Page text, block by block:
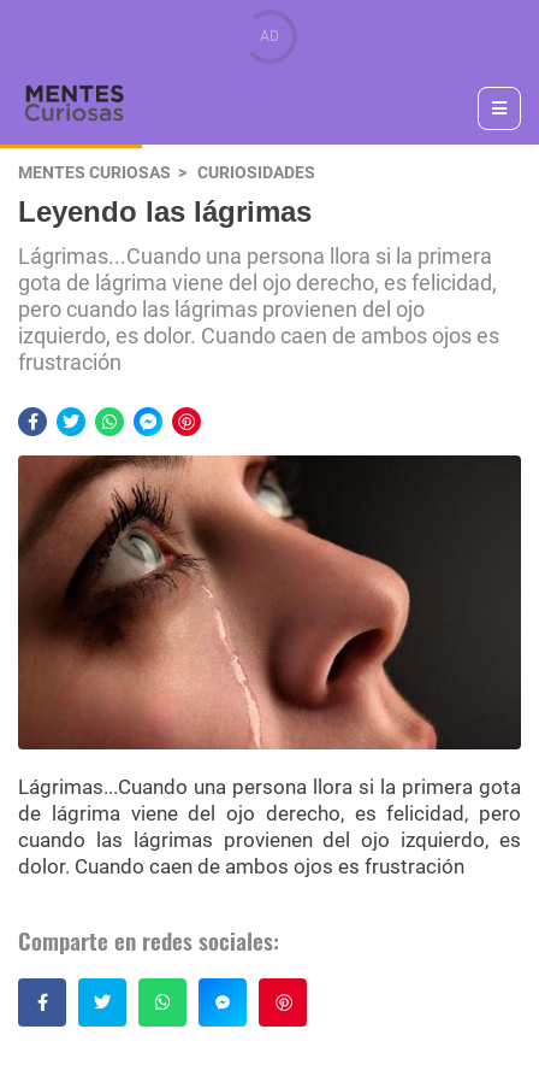
MENTES CURIOSAS CURIOSIDADES
Leyendo las lágrimas
Lágrimas...Cuando una persona llora si la primera
gota de lágrima viene del ojo derecho, es felicidad,
pero cuando las lágrimas provienen del ojo
izquierdo, es dolor. Cuando caen de ambos ojos es
frustración
Lágrimas...Cuando una persona llora si la primera gota
de lágrima viene del ojo derecho, es felicidad, pero
cuando las lágrimas provienen del ojo izquierdo, es
dolor. Cuando caen de ambos ojos es frustración
Comparte en redes sociales: